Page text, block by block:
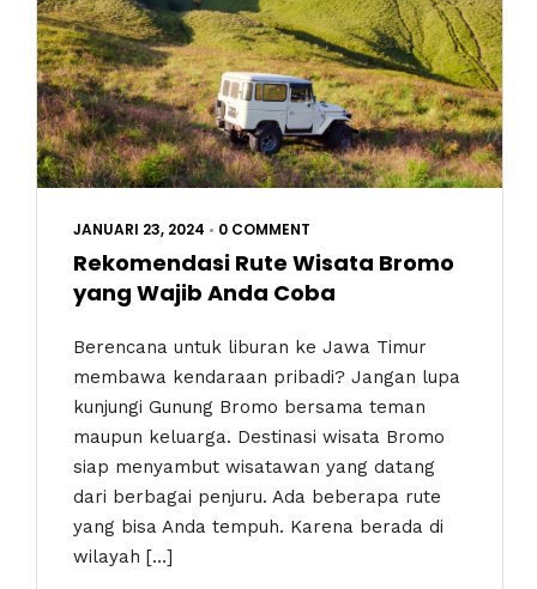
JANUARI 23, 2024 • 0 COMMENT
Rekomendasi Rute Wisata Bromo
yang Wajib Anda Coba
Berencana untuk liburan ke Jawa Timur
membawa kendaraan pribadi? Jangan lupa
kunjungi Gunung Bromo bersama teman
maupun keluarga. Destinasi wisata Bromo
siap menyambut wisatawan yang datang
dari berbagai penjuru. Ada beberapa rute
yang bisa Anda tempuh. Karena berada di
wilayah […]